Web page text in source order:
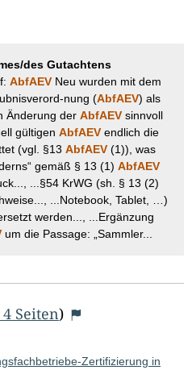
des Gutachtens
AbfAEV Neu wurden mit dem
nung (AbfAEV) als
Änderung der AbfAEV sinnvoll
gültigen AbfAEV endlich die
(vgl. §13 AbfAEV (1)), was
gemäß § 13 (1) AbfAEV
...§54 KrWG (sh. § 13 (2)
...Notebook, Tablet, …)
werden..., ...Ergänzung
um die Passage: „Sammler...
Seiten)
Zertifizierung in